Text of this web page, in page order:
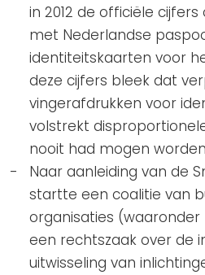
in 2012 de officiële cijfers
met Nederlandse
identiteitskaarten voor
deze cijfers bleek dat
vingerafdrukken voor
volstrekt
nooit had mogen
Naar aanleiding van de
startte een coalitie van
organisaties (waaronder
een rechtszaak over de
uitwisseling van